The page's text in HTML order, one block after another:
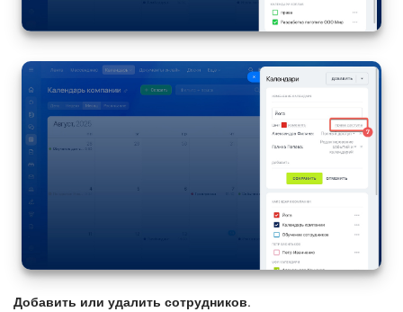
Добавить или удалить сотрудников.